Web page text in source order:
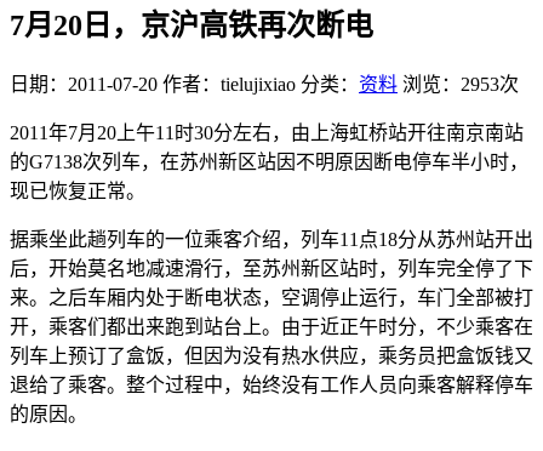
7月20日，京沪高铁再次断电
日期：2011-07-20 作者：tielujixiao 分类： 资料 浏览：2953次
2011年7月20上午11时30分左右，由上海虹桥站开往南京南站
的G7138次列车，在苏州新区站因不明原因断电停车半小时，
现已恢复正常。
据乘坐此趟列车的一位乘客介绍，列车11点18分从苏州站开出
后，开始莫名地减速滑行，至苏州新区站时，列车完全停了下
来。之后车厢内处于断电状态，空调停止运行，车门全部被打
开，乘客们都出来跑到站台上。由于近正午时分，不少乘客在
列车上预订了盒饭，但因为没有热水供应，乘务员把盒饭钱又
退给了乘客。整个过程中，始终没有工作人员向乘客解释停车
的原因。